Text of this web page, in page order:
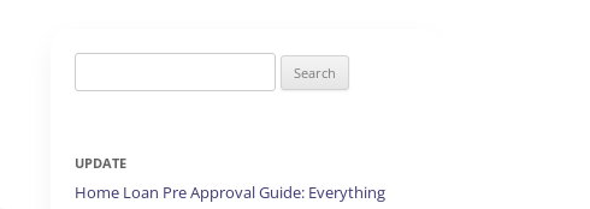
for:
UPDATE
Home Loan Pre Approval Guide: Everything